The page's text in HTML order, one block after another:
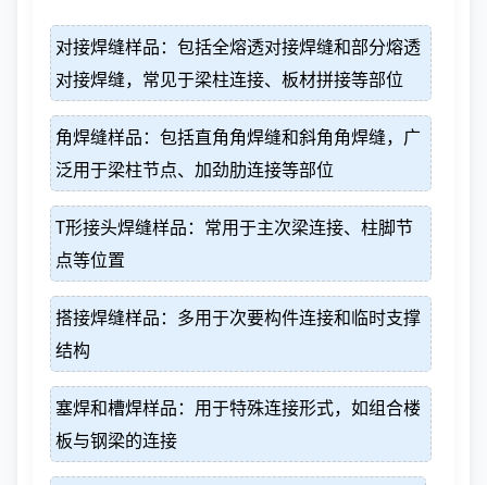
对接焊缝样品：包括全熔透对接焊缝和部分熔透
对接焊缝，常见于梁柱连接、板材拼接等部位
角焊缝样品：包括直角角焊缝和斜角角焊缝，广
泛用于梁柱节点、加劲肋连接等部位
T形接头焊缝样品：常用于主次梁连接、柱脚节
点等位置
搭接焊缝样品：多用于次要构件连接和临时支撑
结构
塞焊和槽焊样品：用于特殊连接形式，如组合楼
板与钢梁的连接